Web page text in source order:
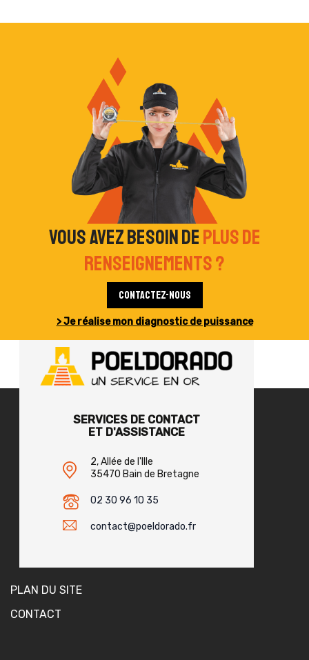
Vous avez besoin deplus de
renseignements ?
Contactez-nous
> Je réalise mon diagnostic de puissance
SERVICES DE CONTACT
ET D'ASSISTANCE
2, Allée de l'Ille
35470 Bain de Bretagne
02 30 96 10 35
contact@poeldorado.fr
PLAN DU SITE
CONTACT